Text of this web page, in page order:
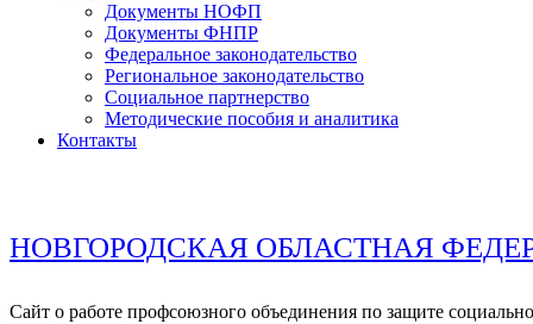
Документы НОФП
Документы ФНПР
Федеральное законодательство
Региональное законодательство
Социальное партнерство
Методические пособия и аналитика
Контакты
НОВГОРОДСКАЯ ОБЛАСТНАЯ
Сайт о работе профсоюзного объединения по защите